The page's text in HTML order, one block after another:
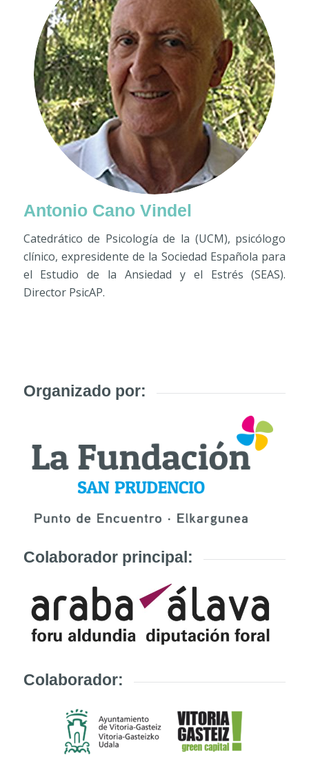
Antonio Cano Vindel
Catedrático de Psicología de la (UCM), psicólogo
clínico, expresidente de la Sociedad Española para
el Estudio de la Ansiedad y el Estrés (SEAS).
Director PsicAP.
Organizado por:
Colaborador principal:
Colaborador: